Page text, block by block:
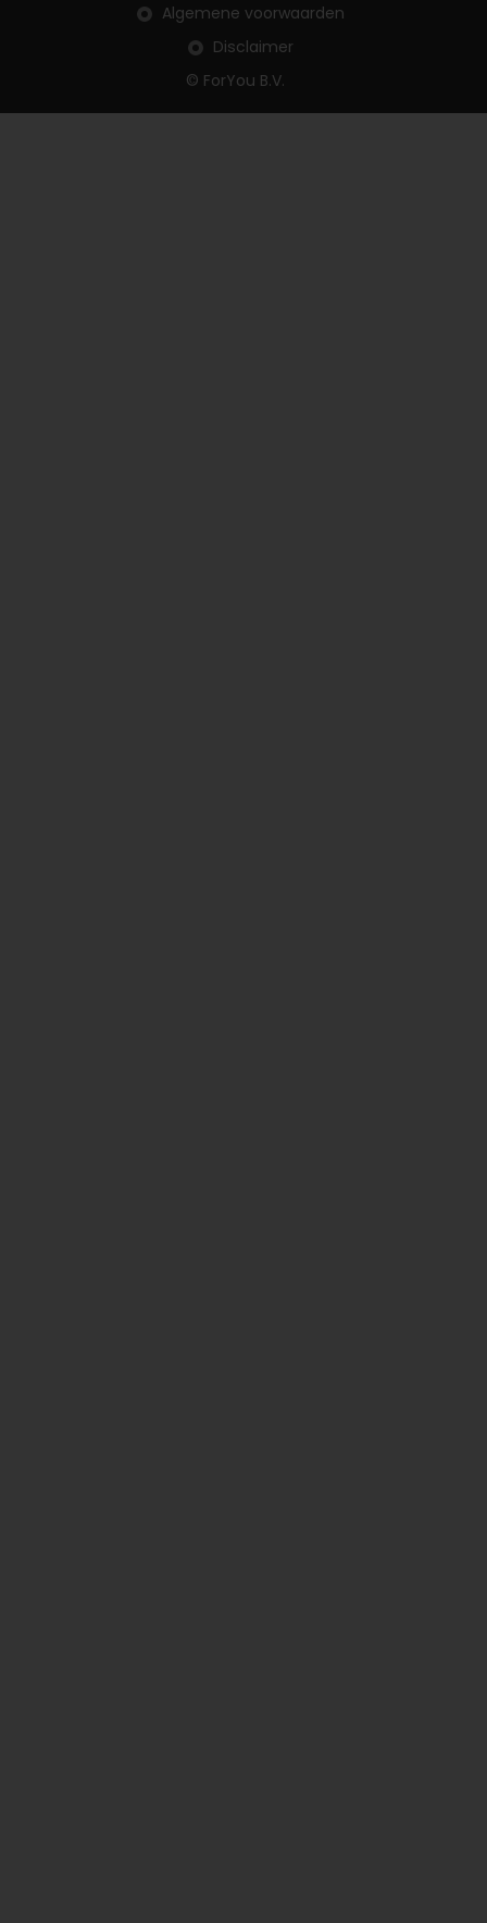
© ForYou B.V.
Algemene voorwaarden
Disclaimer